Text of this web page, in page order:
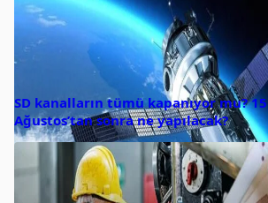
SD kanalların tümü kapanıyor mu? 15
Ağustos’tan sonra ne yapılacak?